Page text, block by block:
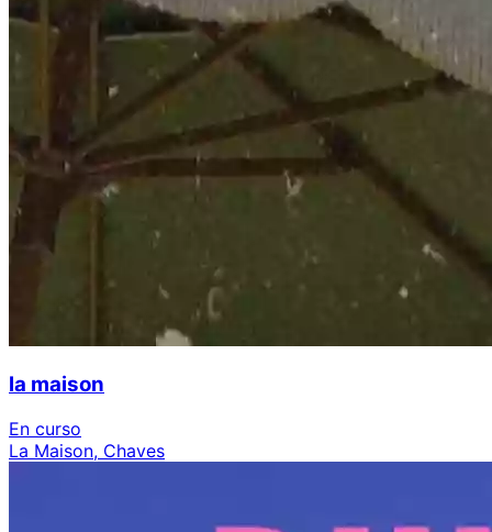
la maison
En curso
La Maison, Chaves